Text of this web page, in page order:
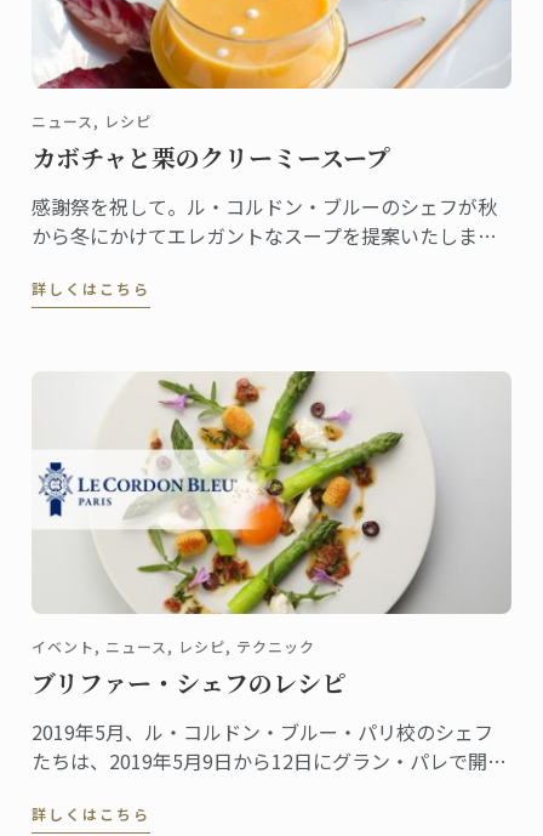
ニュース, レシピ
カボチャと栗のクリーミースープ
感謝祭を祝して。ル・コルドン・ブルーのシェフが秋
から冬にかけてエレガントなスープを提案いたしま
詳しくはこちら
イベント, ニュース, レシピ, テクニック
ブリファー・シェフのレシピ
2019年5月、ル・コルドン・ブルー・パリ校のシェフ
たちは、2019年5月9日から12日にグラン・パレで開催
露しました。ブリファー・シェフは、ローラン・ペリ
詳しくはこちら